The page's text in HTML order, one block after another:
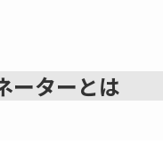
ーターとは